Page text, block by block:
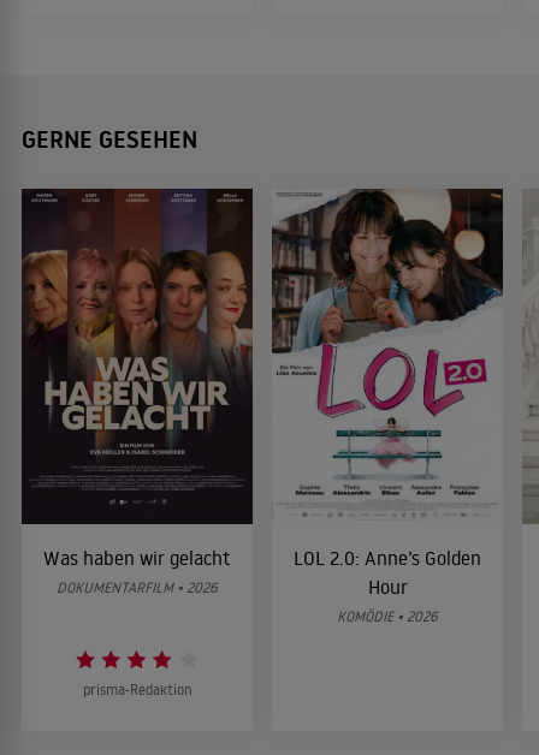
GERNE GESEHEN
Was haben wir gelacht
DOKUMENTARFILM • 2026
prisma-Redaktion
LOL 2.0: Anne’s Golden
Hour
KOMÖDIE • 2026